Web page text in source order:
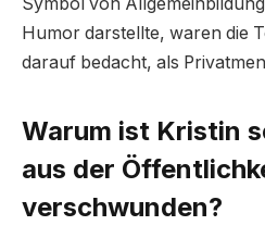
Humor darstellte, waren die
darauf bedacht, als
Warum ist Kristin
aus der
verschwunden?